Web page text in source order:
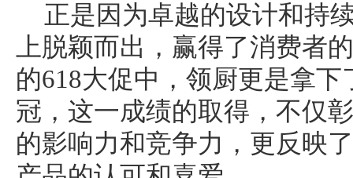
正是因为卓越的设计和持
上脱颖而出，赢得了消费者
的618大促中，领厨更是拿下
冠，这一成绩的取得，不仅
的影响力和竞争力，更反映